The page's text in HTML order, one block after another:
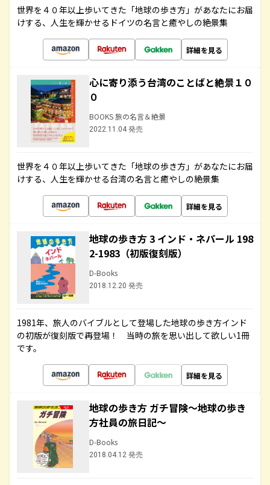
世界を４０年以上歩いてきた「地球の歩き方」があなたにお届
けする、人生を輝かせるドイツの名言と癒やしの絶景集
詳細を見る
心に寄り添う台湾のことばと絶景１０
０
BOOKS 旅の名言＆絶景
2022.11.04 発売
世界を４０年以上歩いてきた「地球の歩き方」があなたにお届
けする、人生を輝かせる台湾の名言と癒やしの絶景集
詳細を見る
地球の歩き方 3 インド・ネパール 198
2-1983（初版復刻版）
D-Books
2018.12.20 発売
1981年、旅人のバイブルとして登場した地球の歩き方インド
の初版が復刻版で再登場！ 当時の旅を思い出して欲しい1冊
です。
詳細を見る
地球の歩き方 ガチ冒険～地球の歩き
方社員の旅日記～
D-Books
2018.04.12 発売